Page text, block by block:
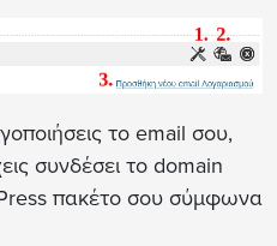
το email σου,
συνδέσει το domain
πακέτο σου σύμφωνα